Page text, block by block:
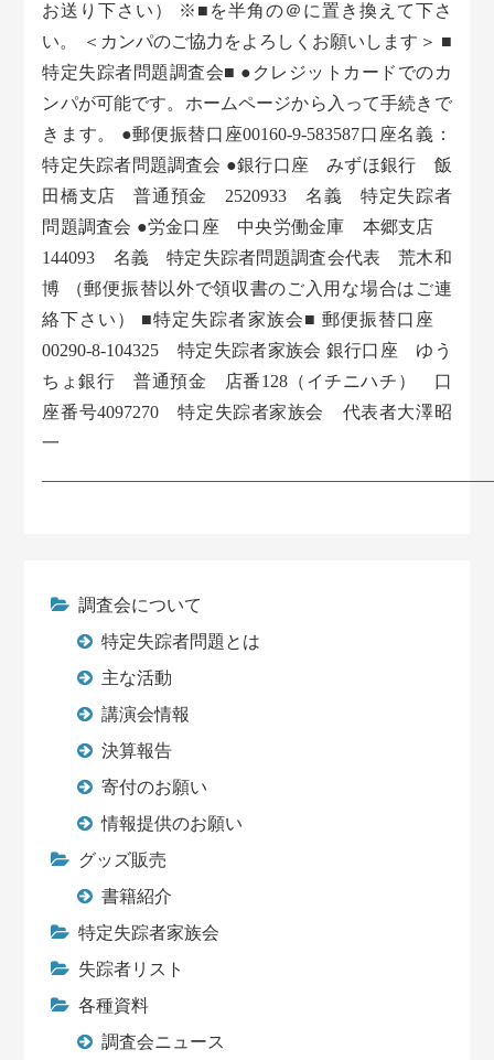
お送り下さい） ※■を半角の＠に置き換えて下さ
い。 ＜カンパのご協力をよろしくお願いします＞ ■
特定失踪者問題調査会■ ●クレジットカードでのカ
ンパが可能です。ホームページから入って手続きで
きます。 ●郵便振替口座00160-9-583587口座名義：
特定失踪者問題調査会 ●銀行口座 みずほ銀行 飯
田橋支店 普通預金 2520933 名義 特定失踪者
問題調査会 ●労金口座 中央労働金庫 本郷支店
144093 名義 特定失踪者問題調査会代表 荒木和
博 （郵便振替以外で領収書のご入用な場合はご連
絡下さい） ■特定失踪者家族会■ 郵便振替口座
00290-8-104325 特定失踪者家族会 銀行口座 ゆう
ちょ銀行 普通預金 店番128（イチニハチ） 口
座番号4097270 特定失踪者家族会 代表者大澤昭
一
調査会について
特定失踪者問題とは
主な活動
講演会情報
決算報告
寄付のお願い
情報提供のお願い
グッズ販売
書籍紹介
特定失踪者家族会
失踪者リスト
各種資料
調査会ニュース